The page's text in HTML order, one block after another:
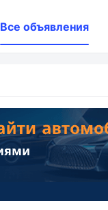
Все объявления